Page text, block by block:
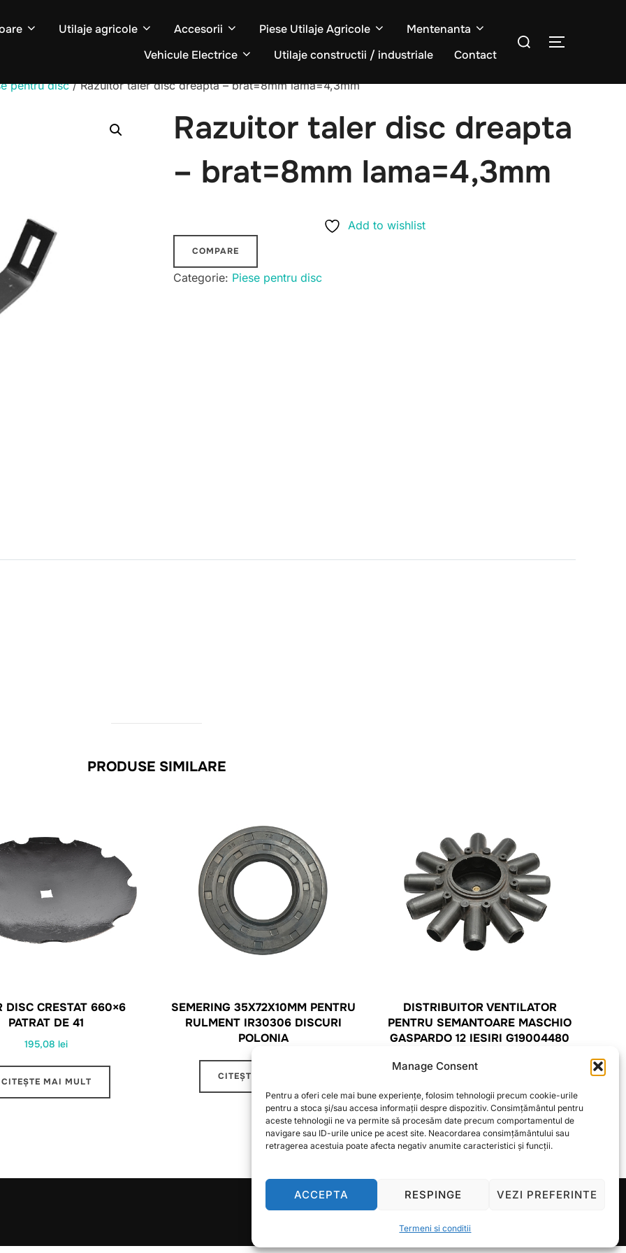
Manage Consent
Pentru a oferi cele mai bune experiențe, folosim tehnologii precum cookie-urile
pentru a stoca și/sau accesa informații despre dispozitiv. Consimțământul pentru
aceste tehnologii ne va permite să procesăm date precum comportamentul de
navigare sau ID-urile unice pe acest site. Neacordarea consimțământului sau
retragerea acestuia poate afecta negativ anumite caracteristici și funcții.
ACCEPTA RESPINGE VEZI PREFERINTE
Termeni si conditii
Utilaje agricole Accesorii Piese Utilaje Agricole
Mentenanta
Vehicule Electrice
Utilaje constructii / industriale Contact
Caută
COMUTĂ
pentru disc/ Razuitor taler disc dreapta – brat=8mm lama=4,3mm
Razuitor taler disc dreapta
– brat=8mm lama=4,3mm
Add to wishlist
COMPARE
Categorie: Piese pentru disc
PRODUSE SIMILARE
DISC CRESTAT 660×6
PATRAT DE 41
195,08lei
CITEȘTE MAI MULT
SEMERING 35X72X10MM PENTRU
RULMENT IR30306 DISCURI
POLONIA
CITEȘTE MAI MULT
DISTRIBUITOR VENTILATOR
PENTRU SEMANTOARE MASCHIO
GASPARDO 12 IESIRI G19004480
87,25
CITEȘTE MAI MULT